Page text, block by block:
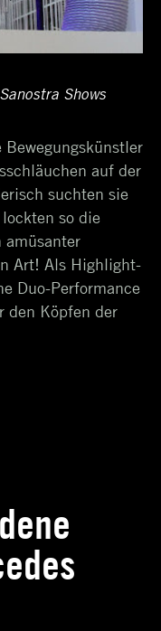
Sanostra Shows
auf der
suchten sie
so die
amüsanter
Art! Als Highlight-
Duo-Performance
den Köpfen der